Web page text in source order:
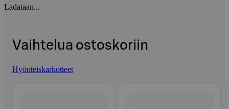
Ladataan...
Vaihtelua ostoskoriin
Hyönteiskarkotteet